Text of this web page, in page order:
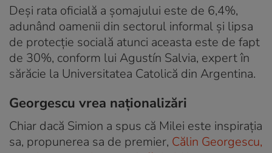
Deși rata oficială a șomajului este de 6,4%,
adunând oamenii din sectorul informal și lipsa
de protecție socială atunci aceasta este de fapt
de 30%, conform lui Agustín Salvia, expert în
sărăcie la Universitatea Catolică din Argentina.
Georgescu vrea naționalizări
Chiar dacă Simion a spus că Milei este inspirația
sa, propunerea sa de premier, Călin Georgescu,